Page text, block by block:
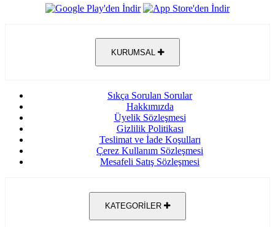
KURUMSAL
Sıkça Sorulan Sorular
Hakkımızda
Üyelik Sözleşmesi
Gizlilik Politikası
Teslimat ve İade Koşulları
Çerez Kullanım Sözleşmesi
Mesafeli Satış Sözleşmesi
KATEGORİLER